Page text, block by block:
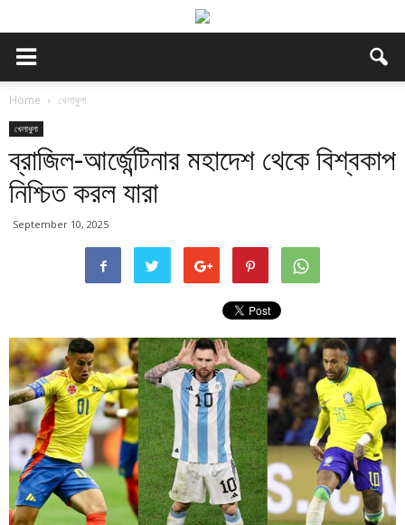
Home খেলাধুলা
খেলাধুলা
ব্রাজিল-আর্জেন্টিনার মহাদেশ থেকে বিশ্বকাপ
নিশ্চিত করল যারা
September 10, 2025